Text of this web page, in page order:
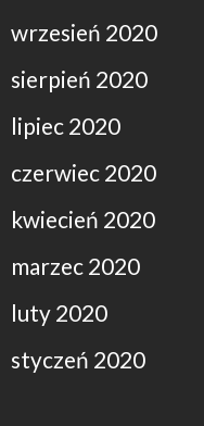
wrzesień 2020
sierpień 2020
lipiec 2020
czerwiec 2020
kwiecień 2020
marzec 2020
luty 2020
styczeń 2020